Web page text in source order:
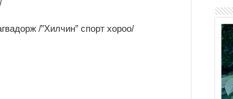
/”Хилчин” спорт хороо/